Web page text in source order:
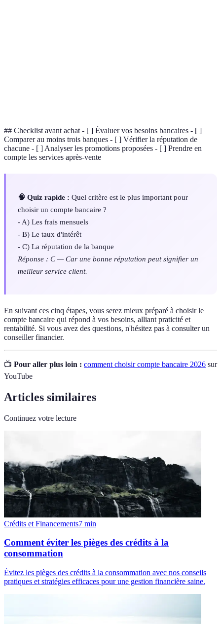
## Checklist avant achat - [ ] Évaluer vos besoins bancaires - [ ]
Comparer au moins trois banques - [ ] Vérifier la réputation de
chacune - [ ] Analyser les promotions proposées - [ ] Prendre en
compte les services après-vente
🧠 Quiz rapide : Quel critère est le plus important pour
choisir un compte bancaire ?
- A) Les frais mensuels
- B) Le taux d'intérêt
- C) La réputation de la banque
Réponse : C — Car une bonne réputation peut signifier un
meilleur service client.
En suivant ces cinq étapes, vous serez mieux préparé à choisir le
compte bancaire qui répond à vos besoins, alliant praticité et
rentabilité. Si vous avez des questions, n'hésitez pas à consulter un
conseiller financier.
📺 Pour aller plus loin : comment choisir compte bancaire 2026 sur
YouTube
Articles similaires
Continuez votre lecture
Crédits et Financements7 min
Comment éviter les pièges des crédits à la
consommation
Évitez les pièges des crédits à la consommation avec nos conseils
pratiques et stratégies efficaces pour une gestion financière saine.